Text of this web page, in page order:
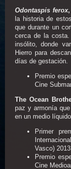
Odontaspis ferox
la historia de
que durante un
cerca de la costa.
insólito, donde
Hierro para
días de gestación.
Premio
Cine
The Ocean
paz y armonía
en un medio
Primer
Vasco)
Premio
Cine